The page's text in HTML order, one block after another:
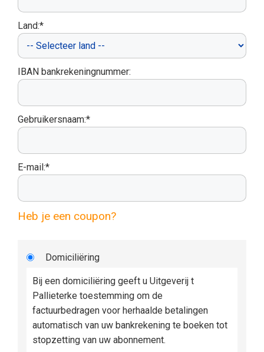
Land:*
IBAN bankrekeningnummer:
Gebruikersnaam:*
E-mail:*
Heb je een coupon?
Domiciliëring
Bij een domiciliëring geeft u Uitgeverij t
Pallieterke toestemming om de
factuurbedragen voor herhaalde betalingen
automatisch van uw bankrekening te boeken tot
stopzetting van uw abonnement.